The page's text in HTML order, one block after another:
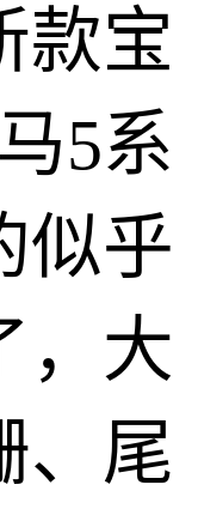
款宝
5系
似乎
，大
、尾